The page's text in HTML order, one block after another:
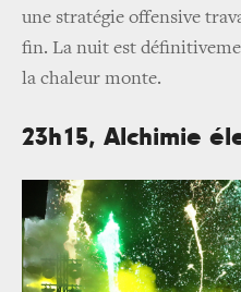
une stratégie offensive
fin. La nuit est
la chaleur monte.
23h15, Alchimie